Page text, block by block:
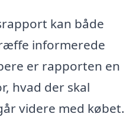
kan både
informerede
er rapporten en
hvad der skal
videre med købet.